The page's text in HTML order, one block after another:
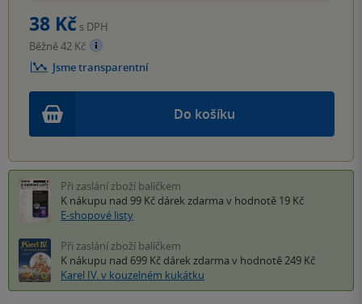
Do košíku
38 Kč s DPH
Běžně 42 Kč
Jsme transparentní
Při zaslání zboží balíčkem
K nákupu nad 99 Kč dárek zdarma v hodnotě 19 Kč
E-shopové listy
Při zaslání zboží balíčkem
K nákupu nad 699 Kč dárek zdarma v hodnotě 249 Kč
Karel IV. v kouzelném kukátku